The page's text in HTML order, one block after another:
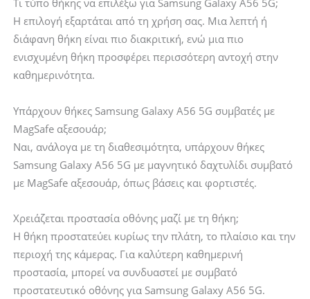
Τι τύπο θήκης να επιλέξω για Samsung Galaxy A56 5G;
Η επιλογή εξαρτάται από τη χρήση σας. Μια λεπτή ή
διάφανη θήκη είναι πιο διακριτική, ενώ μια πιο
ενισχυμένη θήκη προσφέρει περισσότερη αντοχή στην
καθημερινότητα.
Υπάρχουν θήκες Samsung Galaxy A56 5G συμβατές με
MagSafe αξεσουάρ;
Ναι, ανάλογα με τη διαθεσιμότητα, υπάρχουν θήκες
Samsung Galaxy A56 5G με μαγνητικό δαχτυλίδι συμβατό
με MagSafe αξεσουάρ, όπως βάσεις και φορτιστές.
Χρειάζεται προστασία οθόνης μαζί με τη θήκη;
Η θήκη προστατεύει κυρίως την πλάτη, το πλαίσιο και την
περιοχή της κάμερας. Για καλύτερη καθημερινή
προστασία, μπορεί να συνδυαστεί με συμβατό
προστατευτικό οθόνης για Samsung Galaxy A56 5G.